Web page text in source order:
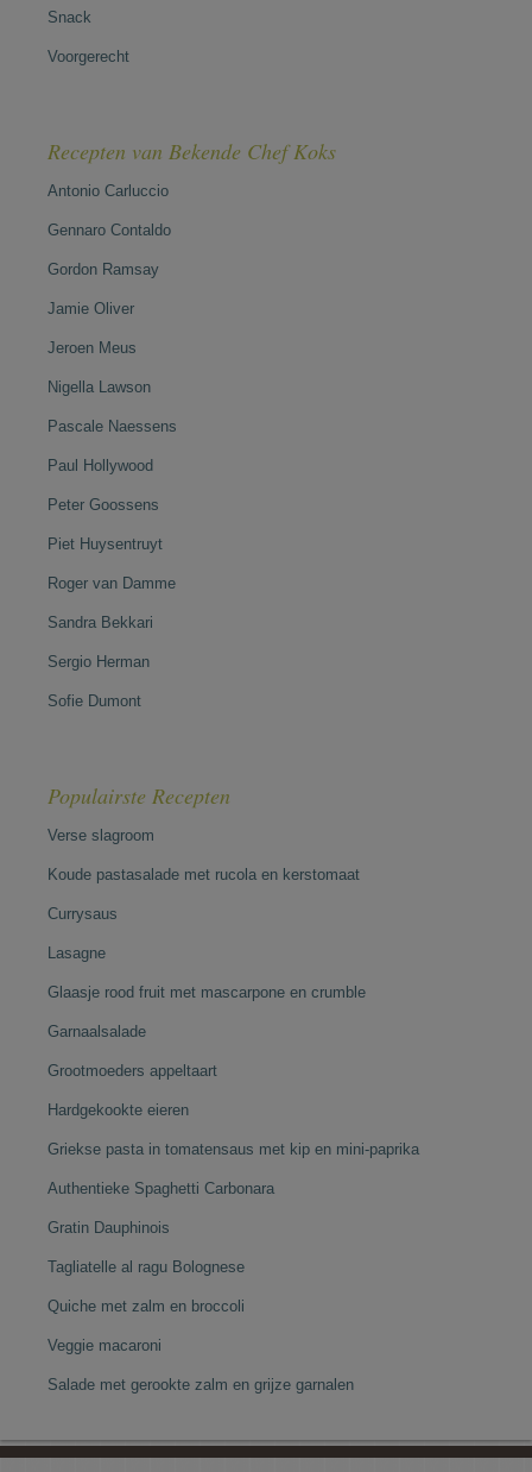
Snack
Voorgerecht
Recepten van Bekende Chef Koks
Antonio Carluccio
Gennaro Contaldo
Gordon Ramsay
Jamie Oliver
Jeroen Meus
Nigella Lawson
Pascale Naessens
Paul Hollywood
Peter Goossens
Piet Huysentruyt
Roger van Damme
Sandra Bekkari
Sergio Herman
Sofie Dumont
Populairste Recepten
Verse slagroom
Koude pastasalade met rucola en kerstomaat
Currysaus
Lasagne
Glaasje rood fruit met mascarpone en crumble
Garnaalsalade
Grootmoeders appeltaart
Hardgekookte eieren
Griekse pasta in tomatensaus met kip en mini-paprika
Authentieke Spaghetti Carbonara
Gratin Dauphinois
Tagliatelle al ragu Bolognese
Quiche met zalm en broccoli
Veggie macaroni
Salade met gerookte zalm en grijze garnalen